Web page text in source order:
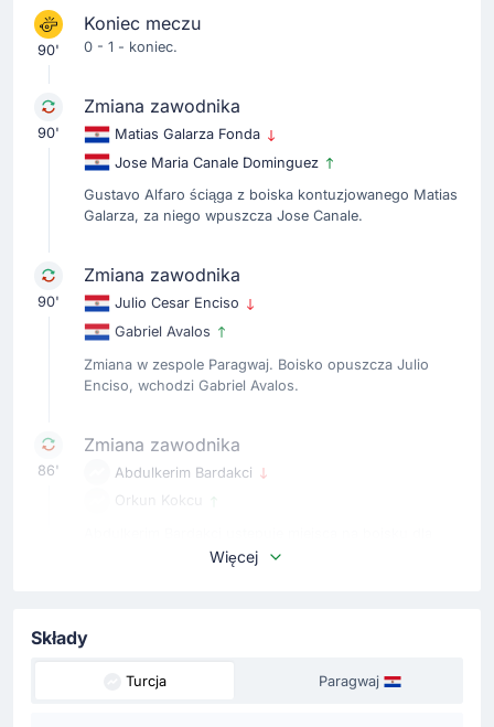
90'
Koniec meczu
0 - 1 - koniec.
90'
Zmiana zawodnika
Matias Galarza Fonda
Jose Maria Canale Dominguez
Gustavo Alfaro ściąga z boiska kontuzjowanego Matias
Galarza, za niego wpuszcza Jose Canale.
90'
Zmiana zawodnika
Julio Cesar Enciso
Gabriel Avalos
Zmiana w zespole Paragwaj. Boisko opuszcza Julio
Enciso, wchodzi Gabriel Avalos.
86'
Zmiana zawodnika
Abdulkerim Bardakci
Orkun Kokcu
81'
Więcej
Składy
Turcja Paragwaj